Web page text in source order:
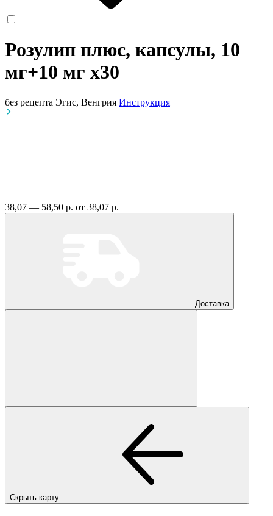
Розулип плюс, капсулы, 10
мг+10 мг x30
без рецепта Эгис, Венгрия Инструкция
38,07 — 58,50 р. от 38,07 р.
Доставка
Скрыть карту